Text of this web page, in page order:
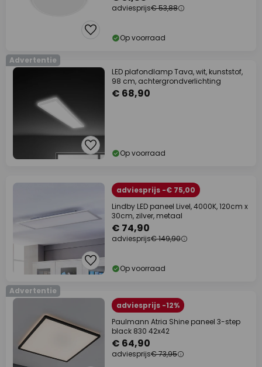
adviesprijs€ 53,88
Op voorraad
Advertentie
LED plafondlamp Tava, wit, kunststof,
98 cm, achtergrondverlichting
€ 68,90
Op voorraad
adviesprijs -€ 75,00
Lindby LED paneel Livel, 4000K, 120cm x
30cm, zilver, metaal
€ 74,90
adviesprijs€ 149,90
Op voorraad
Advertentie
adviesprijs -12%
Paulmann Atria Shine paneel 3-step
black 830 42x42
€ 64,90
adviesprijs€ 73,95